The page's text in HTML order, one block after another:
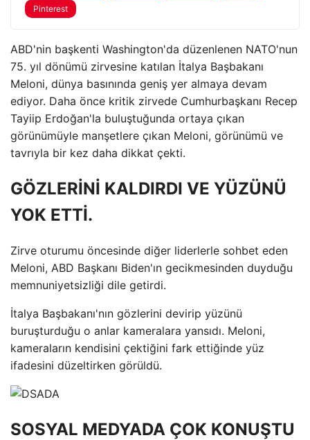
Pinterest
ABD'nin başkenti Washington'da düzenlenen NATO'nun
75. yıl dönümü zirvesine katılan İtalya Başbakanı
Meloni, dünya basınında geniş yer almaya devam
ediyor. Daha önce kritik zirvede Cumhurbaşkanı Recep
Tayiip Erdoğan'la buluştuğunda ortaya çıkan
görünümüyle manşetlere çıkan Meloni, görünümü ve
tavrıyla bir kez daha dikkat çekti.
GÖZLERİNİ KALDIRDI VE YÜZÜNÜ
YOK ETTİ.
Zirve oturumu öncesinde diğer liderlerle sohbet eden
Meloni, ABD Başkanı Biden'ın gecikmesinden duyduğu
memnuniyetsizliği dile getirdi.
İtalya Başbakanı'nın gözlerini devirip yüzünü
buruşturduğu o anlar kameralara yansıdı. Meloni,
kameraların kendisini çektiğini fark ettiğinde yüz
ifadesini düzeltirken görüldü.
SOSYAL MEDYADA ÇOK KONUŞTU